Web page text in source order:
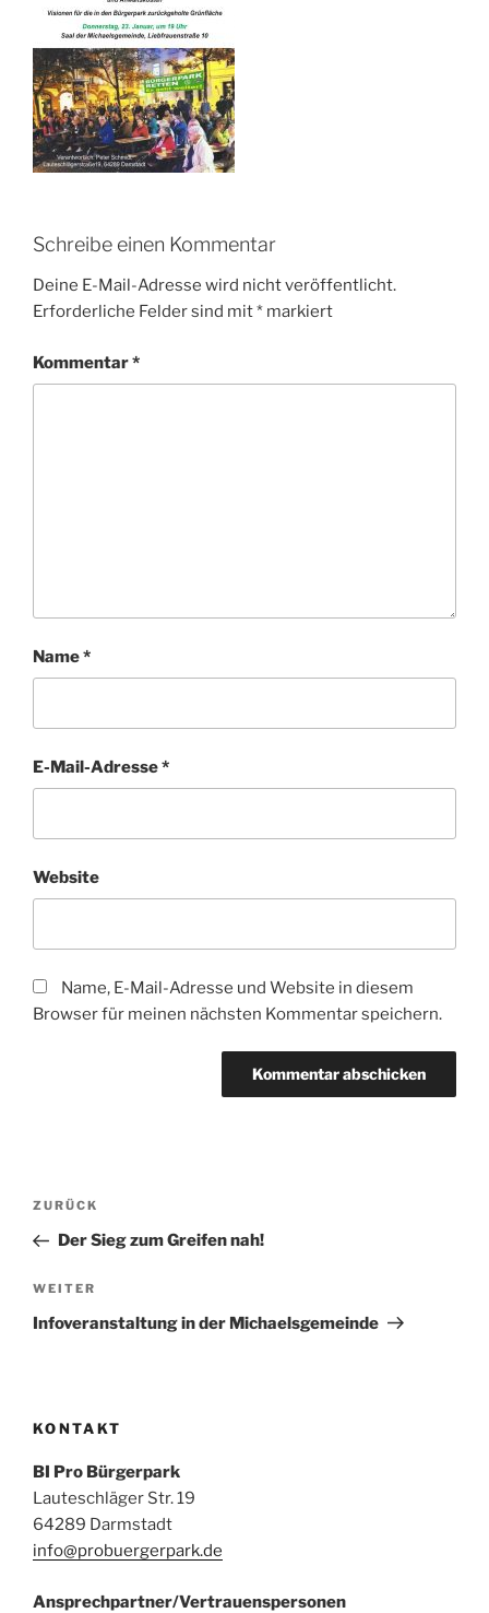
Schreibe einen Kommentar
Deine E-Mail-Adresse wird nicht veröffentlicht.
Erforderliche Felder sind mit* markiert
Kommentar*
Name*
E-Mail-Adresse*
Website
Name, E-Mail-Adresse und Website in diesem
Browser für meinen nächsten Kommentar speichern.
Beitragsnavigation
Vorheriger
Beitrag
ZURÜCK
Der Sieg zum Greifen nah!
Nächster
Beitrag
WEITER
Infoveranstaltung in der Michaelsgemeinde
KONTAKT
BI Pro Bürgerpark
Lauteschläger Str. 19
64289 Darmstadt
info@probuergerpark.de
Ansprechpartner/Vertrauenspersonen